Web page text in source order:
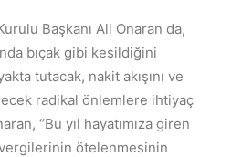
Başkanı Ali Onaran da,
bıçak gibi kesildiğini
tutacak, nakit akışını ve
radikal önlemlere ihtiyaç
‘’Bu yıl hayatımıza giren
ötelenmesinin